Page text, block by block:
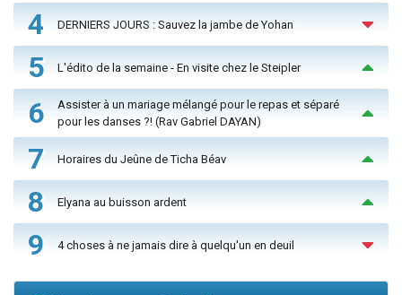
4 DERNIERS JOURS : Sauvez la jambe de Yohan
5 L'édito de la semaine - En visite chez le Steipler
6
Assister à un mariage mélangé pour le repas et séparé
pour les danses ?! (Rav Gabriel DAYAN)
7 Horaires du Jeûne de Ticha Béav
8 Elyana au buisson ardent
9 4 choses à ne jamais dire à quelqu'un en deuil